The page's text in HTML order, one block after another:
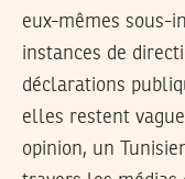
eux-mêmes sous-
instances de
déclarations
elles restent
opinion, un